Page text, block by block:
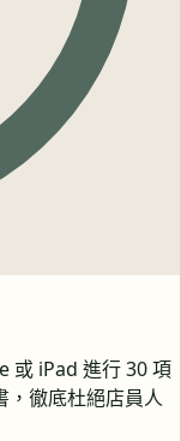
或 iPad 進行 30 項
，徹底杜絕店員人